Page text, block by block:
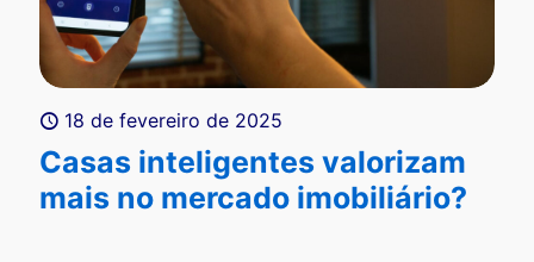
18 de fevereiro de 2025
Casas inteligentes valorizam
mais no mercado imobiliário?